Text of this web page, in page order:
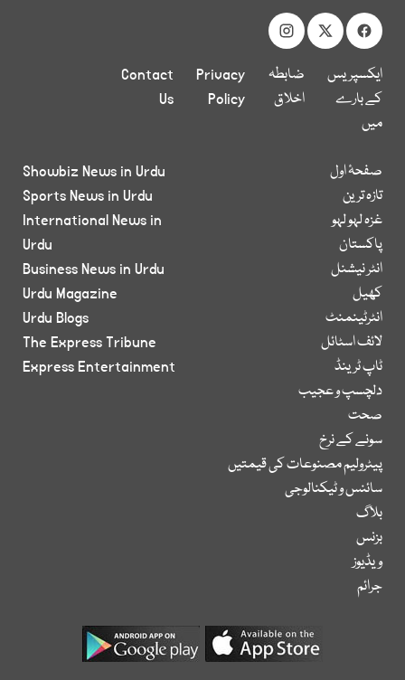
ایکسپریس
کے بارے
میں
ضابطہ
اخلاق
Privacy
Policy
Contact
Us
صفحۂ اول
تازہ ترین
غزہ لہو لہو
پاکستان
انٹر نیشنل
کھیل
انٹرٹینمنٹ
لائف اسٹائل
ٹاپ ٹرینڈ
دلچسپ و عجیب
صحت
سونے کے نرخ
پیٹرولیم مصنوعات کی قیمتیں
سائنس و ٹیکنالوجی
بلاگ
بزنس
ویڈیوز
جرائم
Showbiz News in Urdu
Sports News in Urdu
International News in
Urdu
Business News in Urdu
Urdu Magazine
Urdu Blogs
The Express Tribune
Express Entertainment